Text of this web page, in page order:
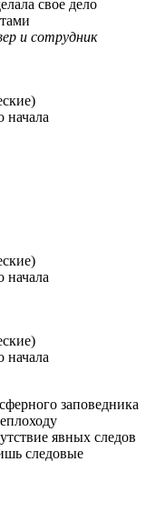
свое дело
и сотрудник
начала
начала
начала
заповедника
явных следов
следовые